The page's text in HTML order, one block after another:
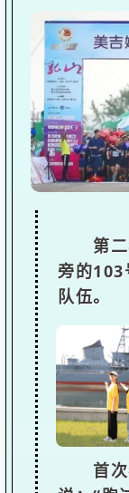
第
旁的103
队伍。
首